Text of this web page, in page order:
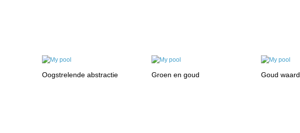
Oogstrelende abstractie Groen en goud Goud waard